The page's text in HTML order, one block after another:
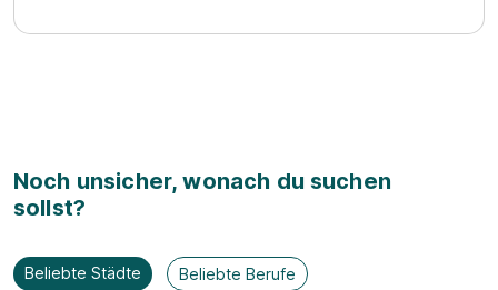
Noch unsicher, wonach du suchen
sollst?
Beliebte Städte Beliebte Berufe